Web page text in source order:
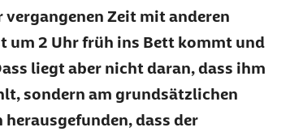
Zeit mit anderen
um 2 Uhr früh ins Bett kommt und
liegt aber nicht daran, dass ihm
sondern am grundsätzlichen
dass der